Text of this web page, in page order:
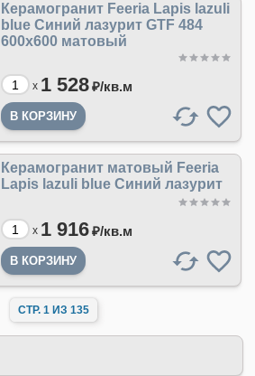
Керамогранит Feeria Lapis lazuli
blue Синий лазурит GTF 484
600х600 матовый
x 1 528₽/кв.м
Керамогранит матовый Feeria
Lapis lazuli blue Синий лазурит
x 1 916₽/кв.м
Керамогранит Feeria Ink black